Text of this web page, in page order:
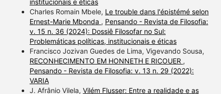
institucionais e éticas
Charles Romain Mbele, Le trouble dans l'épistémé selon
Ernest-Marie Mbonda , Pensando - Revista de Filosofia:
v. 15 n. 36 (2024): Dossiê Filosofar no Sul:
Problemáticas políticas, institucionais e éticas
Francisco Jozivan Guedes de Lima, Vigevando Sousa,
RECONHECIMENTO EM HONNETH E RICOUER ,
Pensando - Revista de Filosofia: v. 13 n. 29 (2022):
VARIA
J. Afrânio Vilela, Vilém Flusser: Entre a realidade e as